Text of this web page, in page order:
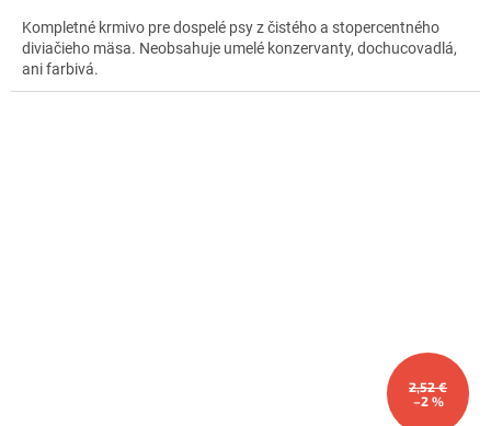
z
5
hviezdičiek.
Kompletné krmivo pre dospelé psy z čistého a stopercentného
diviačieho mäsa. Neobsahuje umelé konzervanty, dochucovadlá,
ani farbivá.
2,52 €
–2 %